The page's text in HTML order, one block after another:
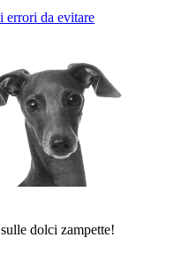
errori da evitare
dolci zampette!